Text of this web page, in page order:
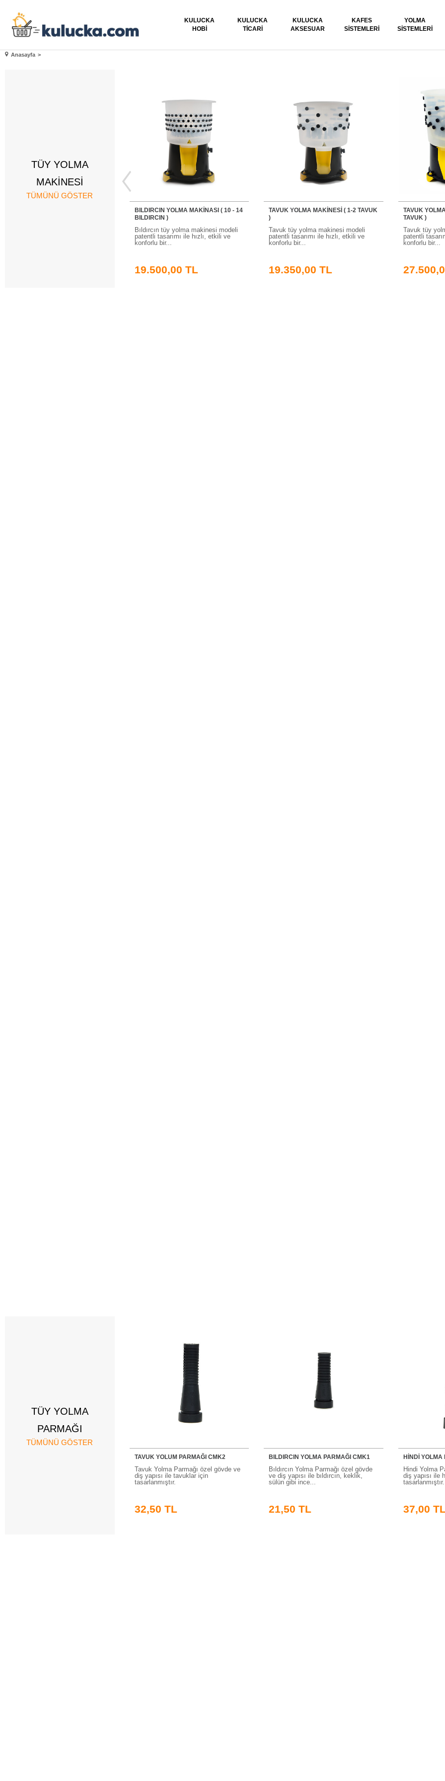
KULUCKA
HOBI
KULUCKA
TICARI
KULUCKA
AKSESUAR
KAFES
SISTEMLERI
YOLMA
SISTEMLERI
Anasayfa >
TÜY YOLMA
MAKİNESİ
TÜMÜNÜ GÖSTER
BILDIRCIN YOLMA MAKİNASI ( 10 - 14
BILDIRCIN )
Bıldırcın tüy yolma makinesi modeli
patentli tasarımı ile hızlı, etkili ve
konforlu bir...
19.500,00 TL
TAVUK YOLMA MAKİNESİ ( 1-2 TAVUK
)
Tavuk tüy yolma makinesi modeli
patentli tasarımı ile hızlı, etkili ve
konforlu bir...
19.350,00 TL
TAVUK
TAVUK )
Tavuk tüy
patentli
konforlu bir...
TÜY YOLMA
PARMAĞI
TÜMÜNÜ GÖSTER
TAVUK YOLUM PARMAĞI CMK2
Tavuk Yolma Parmağı özel gövde ve
diş yapısı ile tavuklar için
tasarlanmıştır.
32,50 TL
BILDIRCIN YOLMA PARMAĞI CMK1
Bıldırcın Yolma Parmağı özel gövde
ve diş yapısı ile bıldırcın, keklik,
sülün gibi ince...
21,50 TL
HİNDİ YOLMA
Hindi Yolma
diş yapısı ile
tasarlanmıştır.
37,00